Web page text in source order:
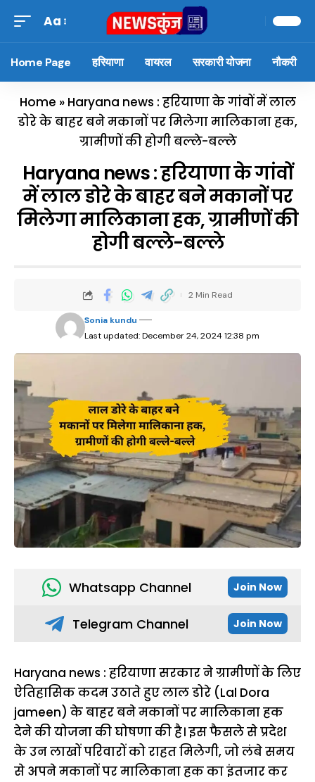
Aa
Home Page हरियाणा वायरल सरकारी योजना नौकरी
Home » Haryana news : हरियाणा के गांवों में लाल
डोरे के बाहर बने मकानों पर मिलेगा मालिकाना हक,
ग्रामीणों की होगी बल्ले-बल्ले
Haryana news : हरियाणा के गांवों
में लाल डोरे के बाहर बने मकानों पर
मिलेगा मालिकाना हक, ग्रामीणों की
होगी बल्ले-बल्ले
Last updated: December 24, 2024 12:38 pm
Sonia kundu
2 Min Read
Whatsapp Channel Join Now
Telegram Channel Join Now
Haryana news : हरियाणा सरकार ने ग्रामीणों के लिए
ऐतिहासिक कदम उठाते हुए लाल डोरे (Lal Dora
jameen) के बाहर बने मकानों पर मालिकाना हक
देने की योजना की घोषणा की है। इस फैसले से प्रदेश
के उन लाखों परिवारों को राहत मिलेगी, जो लंबे समय
से अपने मकानों पर मालिकाना हक का इंतजार कर